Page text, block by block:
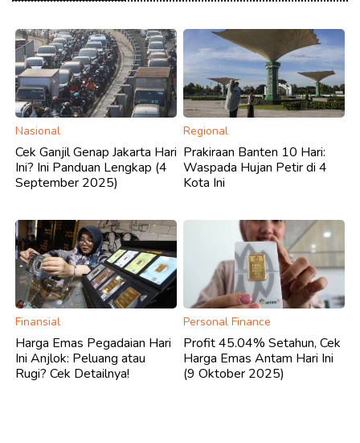
Nasional
Cek Ganjil Genap Jakarta Hari
Ini? Ini Panduan Lengkap (4
September 2025)
Regional
Prakiraan Banten 10 Hari:
Waspada Hujan Petir di 4
Kota Ini
Finansial
Harga Emas Pegadaian Hari
Ini Anjlok: Peluang atau
Rugi? Cek Detailnya!
Personal Finance
Profit 45.04% Setahun, Cek
Harga Emas Antam Hari Ini
(9 Oktober 2025)